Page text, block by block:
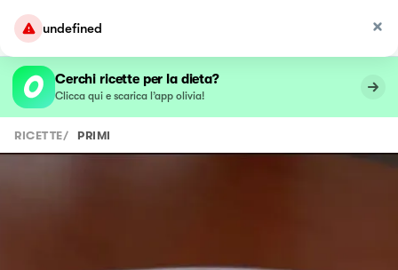
undefined
Cerchi ricette per la dieta?
Clicca qui e scarica l’app olivia!
RICETTE/ PRIMI